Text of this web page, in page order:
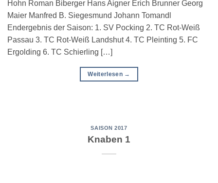
Hohn Roman Biberger Hans Aigner Erich Brunner Georg
Maier Manfred B. Siegesmund Johann Tomandl
Endergebnis der Saison: 1. SV Pocking 2. TC Rot-Weiß
Passau 3. TC Rot-Weiß Landshut 4. TC Pleinting 5. FC
Ergolding 6. TC Schierling […]
Weiterlesen →
SAISON 2017
Knaben 1